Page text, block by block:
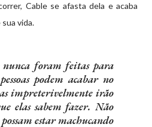
Cable se afasta dela e acaba
vida.
nunca foram feitas para
podem acabar no
impreterivelmente irão
elas sabem fazer. Não
estar machucando